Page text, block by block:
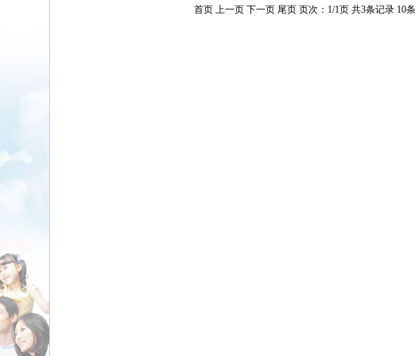
首页 上一页 下一页 尾页 页次：1/1页 共3条记录 10